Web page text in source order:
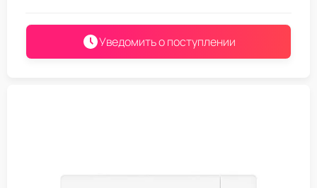
Уведомить о поступлении